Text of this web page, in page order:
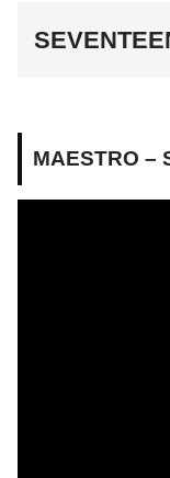
MAESTRO –